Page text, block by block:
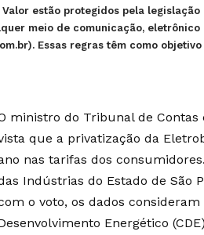
estão protegidos pela
meio de comunicação,
). Essas regras têm como
ministro do Tribunal de Contas
que a privatização da
nas tarifas dos
Indústrias do Estado de São
o voto, os dados
Energético